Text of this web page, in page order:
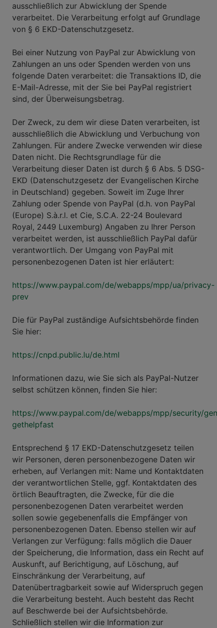
ausschließlich zur Abwicklung der Spende
verarbeitet. Die Verarbeitung erfolgt auf Grundlage
von § 6 EKD-Datenschutzgesetz.
Bei einer Nutzung von PayPal zur Abwicklung von
Zahlungen an uns oder Spenden werden von uns
folgende Daten verarbeitet: die Transaktions ID, die
E-Mail-Adresse, mit der Sie bei PayPal registriert
sind, der Überweisungsbetrag.
Der Zweck, zu dem wir diese Daten verarbeiten, ist
ausschließlich die Abwicklung und Verbuchung von
Zahlungen. Für andere Zwecke verwenden wir diese
Daten nicht. Die Rechtsgrundlage für die
Verarbeitung dieser Daten ist durch § 6 Abs. 5 DSG-
EKD (Datenschutzgesetz der Evangelischen Kirche
in Deutschland) gegeben. Soweit im Zuge Ihrer
Zahlung oder Spende von PayPal (d.h. von PayPal
(Europe) S.à.r.l. et Cie, S.C.A. 22-24 Boulevard
Royal, 2449 Luxemburg) Angaben zu Ihrer Person
verarbeitet werden, ist ausschließlich PayPal dafür
verantwortlich. Der Umgang von PayPal mit
personenbezogenen Daten ist hier erläutert:
https://www.paypal.com/de/webapps/mpp/ua/privacy-
prev
Die für PayPal zuständige Aufsichtsbehörde finden
Sie hier:
https://cnpd.public.lu/de.html
Informationen dazu, wie Sie sich als PayPal-Nutzer
selbst schützen können, finden Sie hier:
https://www.paypal.com/de/webapps/mpp/security/
gethelpfast
Entsprechend § 17 EKD-Datenschutzgesetz teilen
wir Personen, deren personenbezogene Daten wir
erheben, auf Verlangen mit: Name und Kontaktdaten
der verantwortlichen Stelle, ggf. Kontaktdaten des
örtlich Beauftragten, die Zwecke, für die die
personenbezogenen Daten verarbeitet werden
sollen sowie gegebenenfalls die Empfänger von
personenbezogenen Daten. Ebenso stellen wir auf
Verlangen zur Verfügung: falls möglich die Dauer
der Speicherung, die Information, dass ein Recht auf
Auskunft, auf Berichtigung, auf Löschung, auf
Einschränkung der Verarbeitung, auf
Datenübertragbarkeit sowie auf Widerspruch gegen
die Verarbeitung besteht. Auch besteht das Recht
auf Beschwerde bei der Aufsichtsbehörde.
Schließlich stellen wir die Information zur